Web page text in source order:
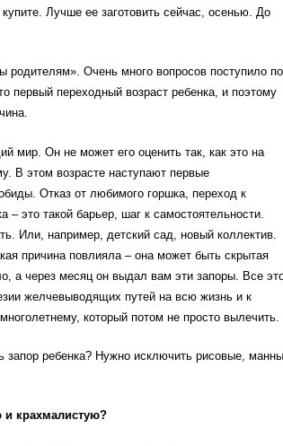
Лучше ее заготовить сейчас, осенью. До
Очень много вопросов поступило по
первый переходный возраст ребенка, и поэтому
мир. Он не может его оценить так, как это на
В этом возрасте наступают первые
Отказ от любимого горшка, переход к
– это такой барьер, шаг к самостоятельности.
Или, например, детский сад, новый коллектив.
причина повлияла – она может быть скрытая
а через месяц он выдал вам эти запоры. Все
желчевыводящих путей на всю жизнь и к
который потом не просто вылечить.
запор ребенка? Нужно исключить рисовые,
крахмалистую?